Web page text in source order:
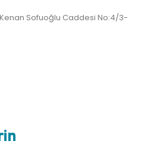
Sofuoğlu Caddesi No:4/3-